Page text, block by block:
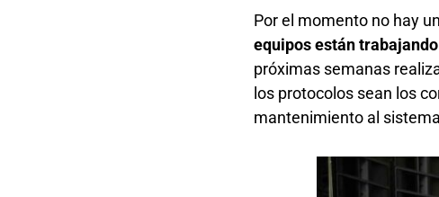
Por el momento no hay
equipos están
próximas semanas
los protocolos sean los
mantenimiento al